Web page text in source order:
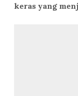
keras yang